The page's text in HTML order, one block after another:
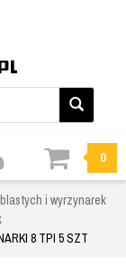
0
i wyrzynarek
8 TPI 5 SZT